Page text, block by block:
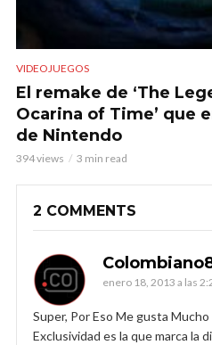
VIDEOJUEGOS
El remake de ‘The
Ocarina of Time’ que
de Nintendo
394 views 3 min read
2 COMMENTS
enero 18, 2013 a las
Super, Por Eso Me gusta
Exclusividad es la que marca la